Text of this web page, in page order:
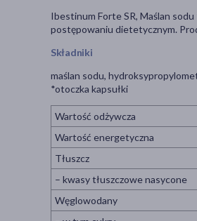
Ibestinum Forte SR, Maślan
postępowaniu dietetycznym.
Składniki
maślan sodu,
*otoczka kapsułki
Wartość odżywcza
Wartość energetyczna
Tłuszcz
– kwasy tłuszczowe nasycone
Węglowodany